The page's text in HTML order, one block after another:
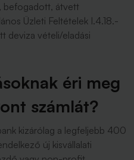
befogadott, átvett
Üzleti Feltételek I.4.18.-
deviza vételi/eladási
éri meg
számlát?
kizárólag a legfeljebb 400
új kisvállalati